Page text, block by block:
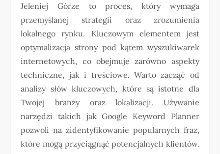
Jeleniej Górze to proces, który wymaga
przemyślanej strategii oraz zrozumienia
lokalnego rynku. Kluczowym elementem jest
optymalizacja strony pod kątem wyszukiwarek
internetowych, co obejmuje zarówno aspekty
techniczne, jak i treściowe. Warto zacząć od
analizy słów kluczowych, które są istotne dla
Twojej branży oraz lokalizacji. Używanie
narzędzi takich jak Google Keyword Planner
pozwoli na zidentyfikowanie popularnych fraz,
które mogą przyciągnąć potencjalnych klientów.